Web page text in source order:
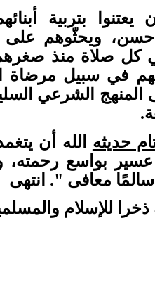
بتربية
ويحثّوهم على
كل صلاة منذ صغرهم
في سبيل
المنهج الشرعي
حديثه الله أن
بواسع رحمته،
معافى ". انتهى
للإسلام